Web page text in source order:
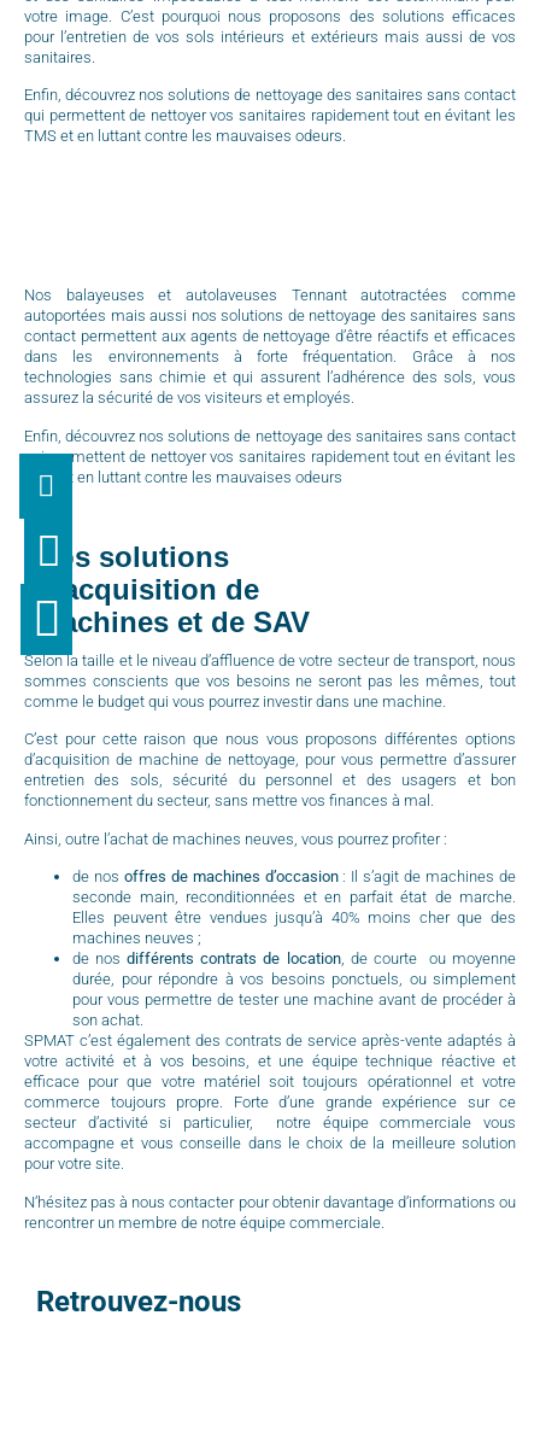
votre image. C’est pourquoi nous proposons des solutions efficaces
pour l’entretien de vos sols intérieurs et extérieurs mais aussi de vos
sanitaires.
Enfin, découvrez nos solutions de nettoyage des sanitaires sans contact
qui permettent de nettoyer vos sanitaires rapidement tout en évitant les
TMS et en luttant contre les mauvaises odeurs.
Nos balayeuses et autolaveuses Tennant autotractées comme
autoportées mais aussi nos solutions de nettoyage des sanitaires sans
contact permettent aux agents de nettoyage d’être réactifs et efficaces
dans les environnements à forte fréquentation. Grâce à nos
technologies sans chimie et qui assurent l’adhérence des sols, vous
assurez la sécurité de vos visiteurs et employés.
Enfin, découvrez nos solutions de nettoyage des sanitaires sans contact
qui permettent de nettoyer vos sanitaires rapidement tout en évitant les
TMS et en luttant contre les mauvaises odeurs
Nos solutions
d’acquisition de
machines et de SAV
Selon la taille et le niveau d’affluence de votre secteur de transport, nous
sommes conscients que vos besoins ne seront pas les mêmes, tout
comme le budget qui vous pourrez investir dans une machine.
C’est pour cette raison que nous vous proposons différentes options
d’acquisition de machine de nettoyage, pour vous permettre d’assurer
entretien des sols, sécurité du personnel et des usagers et bon
fonctionnement du secteur, sans mettre vos finances à mal.
Ainsi, outre l’achat de machines neuves, vous pourrez profiter :
de nos offres de machines d’occasion: Il s’agit de machines de
seconde main, reconditionnées et en parfait état de marche.
Elles peuvent être vendues jusqu’à 40% moins cher que des
machines neuves ;
de nosdifférents contrats de location, de courte ou moyenne
durée, pour répondre à vos besoins ponctuels, ou simplement
pour vous permettre de tester une machine avant de procéder à
son achat.
SPMAT c’est également des contrats de service après-vente adaptés à
votre activité et à vos besoins, et une équipe technique réactive et
efficace pour que votre matériel soit toujours opérationnel et votre
commerce toujours propre. Forte d’une grande expérience sur ce
secteur d’activité si particulier, notre équipe commerciale vous
accompagne et vous conseille dans le choix de la meilleure solution
pour votre site.
N’hésitez pas à nous contacter pour obtenir davantage d’informations ou
rencontrer un membre de notre équipe commerciale.
Retrouvez-nous